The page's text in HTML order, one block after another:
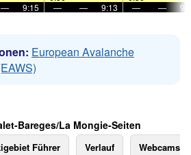
— 9:15 — — 9:13 — —
European Avalanche
Bareges/La Mongie-Seiten
Führer Verlauf Webcams